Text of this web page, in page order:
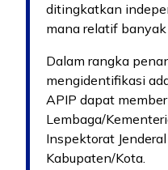
ditingkatkan
mana relatif
Dalam rangka
mengidentifikasi
APIP dapat
Lembaga/
Inspektorat
Kabupaten/Kota.